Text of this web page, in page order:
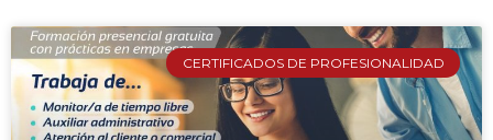
CERTIFICADOS DE PROFESIONALIDAD